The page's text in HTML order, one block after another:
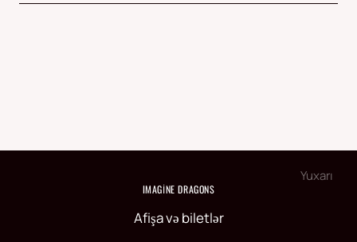
Yuxarı
IMAGINE DRAGONS
Afişa və biletlər